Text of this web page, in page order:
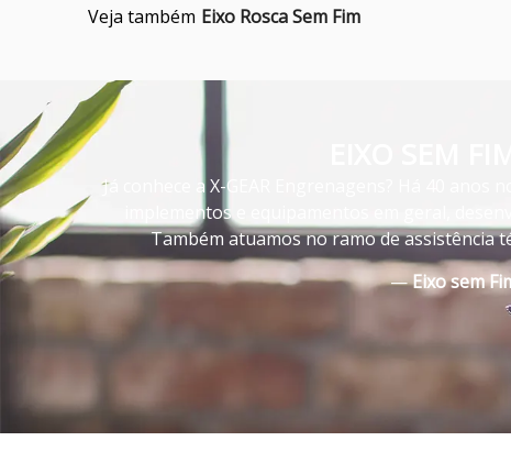
Veja também Eixo Rosca Sem Fim
EIXO SEM
Já conhece a X-GEAR Engrenagens? Há 40
implementos e equipamentos em geral,
Também atuamos no ramo de assistência
—Eixo sem